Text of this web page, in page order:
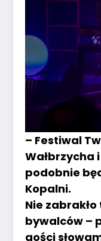
– Festiwal
Wałbrzycha
podobnie
Kopalni.
Nie
bywalców –
gości